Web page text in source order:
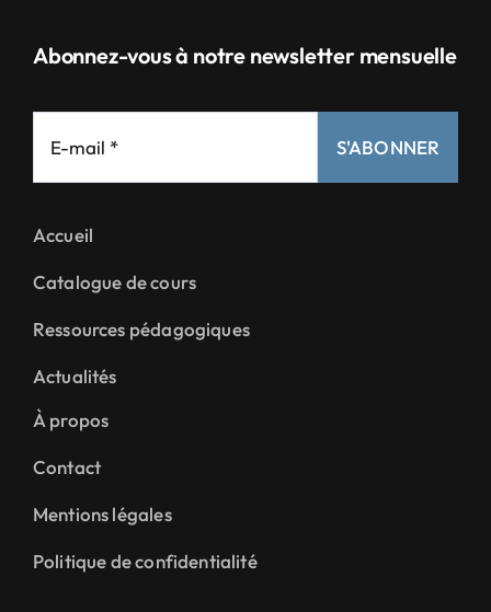
Abonnez-vous à notre newsletter mensuelle
S'ABONNER
Accueil
Catalogue de cours
Ressources pédagogiques
Actualités
À propos
Contact
Mentions légales
Politique de confidentialité